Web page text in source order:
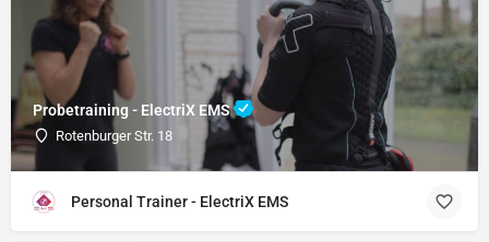
Probetraining - ElectriX EMS
Rotenburger Str. 18
Personal Trainer - ElectriX EMS